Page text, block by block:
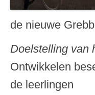
de nieuwe
Doelstelling van
Ontwikkelen
de leerlingen